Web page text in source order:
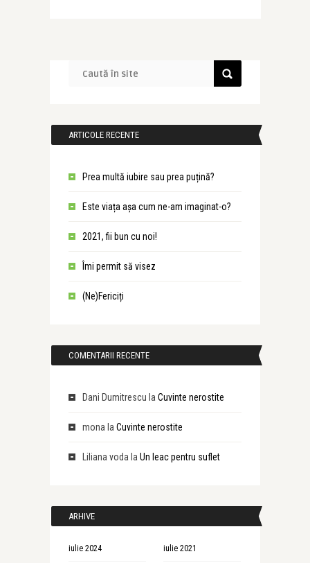
ARTICOLE RECENTE
Prea multă iubire sau prea puțină?
Este viața așa cum ne-am imaginat-o?
2021, fii bun cu noi!
Îmi permit să visez
(Ne)Fericiți
COMENTARII RECENTE
Dani Dumitrescu la Cuvinte nerostite
mona la Cuvinte nerostite
Liliana voda la Un leac pentru suflet
ARHIVE
iulie 2024 iulie 2021